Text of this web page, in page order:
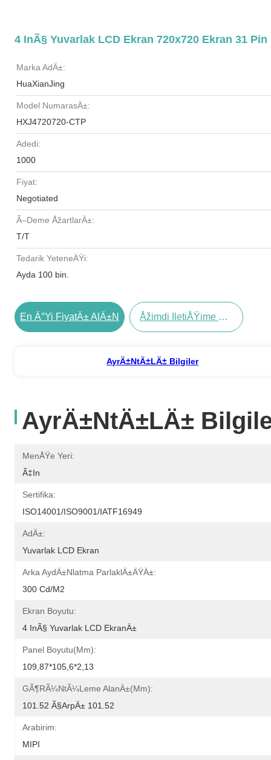
4 InÃ§ Yuvarlak LCD Ekran 720x720 Ekran 31
Marka AdÄ±:
HuaXianJing
Model NumarasÄ±:
HXJ4720720-CTP
Adedi:
1000
Fiyat:
Negotiated
Ã–Deme ÅžartlarÄ±:
T/T
Tedarik YeteneÄŸi:
Ayda 100 bin.
En Ä°yi FiyatÄ± AlÄ±n Åžimdi IletiÅŸime GeÃ§in
AyrÄ±ntÄ±lÄ± Bilgiler
AyrÄ±ntÄ±lÄ±
MenÅŸe Yeri:
Ã‡in
Sertifika:
ISO14001/ISO9001/IATF16949
AdÄ±:
Yuvarlak LCD Ekran
Arka AydÄ±nlatma ParlaklÄ±ÄŸÄ±:
300 Cd/m2
Ekran Boyutu:
4 InÃ§ Yuvarlak LCD EkranÄ±
Panel Boyutu(mm):
109,87*105,6*2,13
GÃ¶rÃ¼ntÃ¼leme AlanÄ±(mm):
101.52 Ã§arpÄ± 101.52
Arabirim:
MIPI